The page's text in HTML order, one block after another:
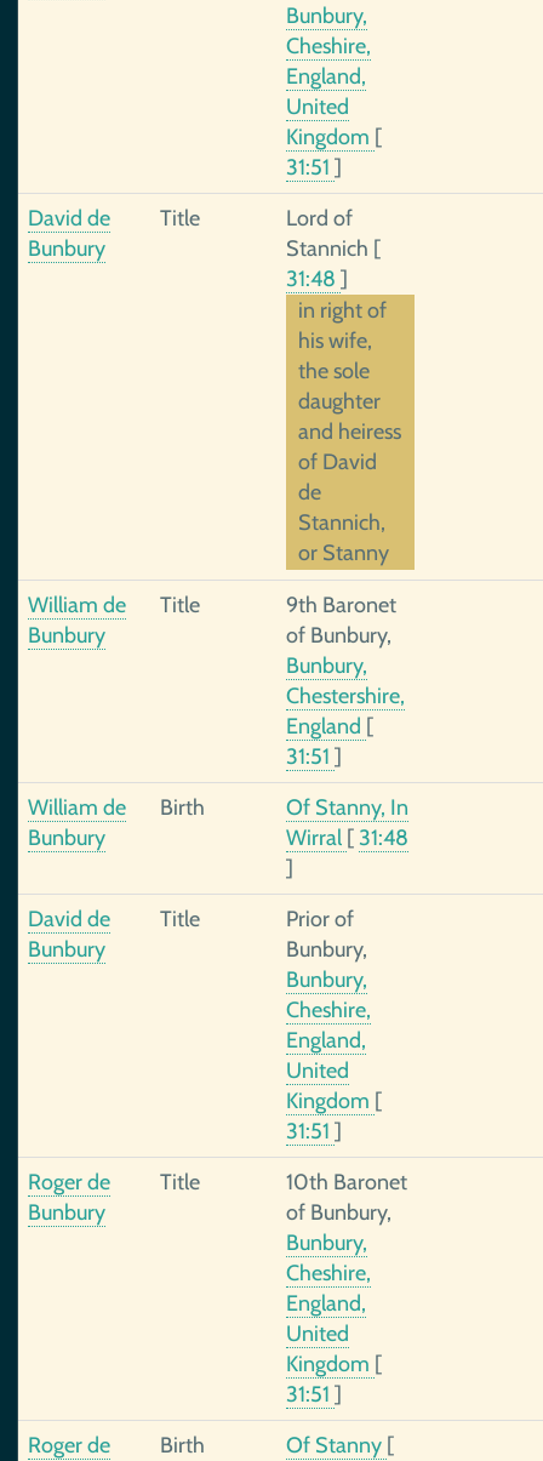
Bunbury,
Cheshire,
England,
United
Kingdom [
31:51 ]
David de
Bunbury
Title
Lord of
Stannich [
31:48 ]
in right of
his wife,
the sole
daughter
and heiress
of David
de
Stannich,
or Stanny
William de
Bunbury
Title
9th Baronet
of Bunbury,
Bunbury,
Chestershire,
England [
31:51 ]
William de
Bunbury
Birth
Of Stanny, In
Wirral [ 31:48
]
David de
Bunbury
Title
Prior of
Bunbury,
Bunbury,
Cheshire,
England,
United
Kingdom [
31:51 ]
Roger de
Bunbury
Title
10th Baronet
of Bunbury,
Bunbury,
Cheshire,
England,
United
Kingdom [
31:51 ]
Roger de
Birth Of Stanny [